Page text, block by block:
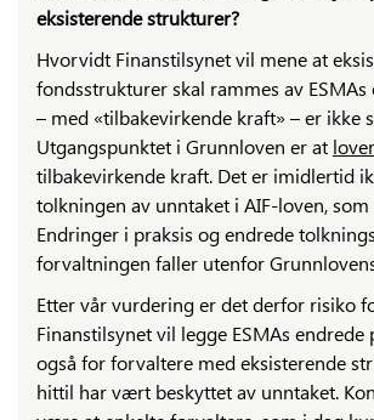
eksisterende strukturer?
Hvorvidt Finanstilsynet vil mene at
fondsstrukturer skal rammes av ESMAs
– med «tilbakevirkende kraft» – er ikke
Utgangspunktet i Grunnloven er at lover
tilbakevirkende kraft. Det er imidlertid
tolkningen av unntaket i AIF-loven, som
Endringer i praksis og endrede
forvaltningen faller utenfor
Etter vår vurdering er det derfor risiko
Finanstilsynet vil legge ESMAs
også for forvaltere med eksisterende
hittil har vært beskyttet av unntaket.